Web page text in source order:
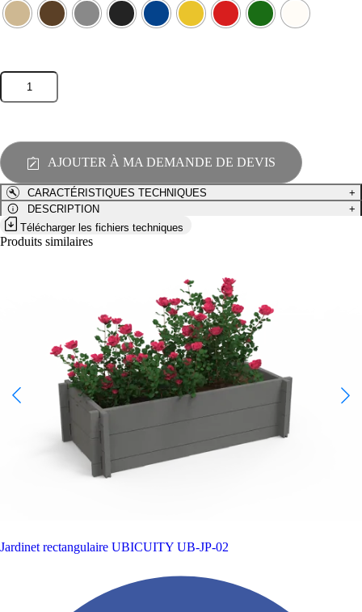
quantité
Jardinière
CUR-
JA-
01
AJOUTER À MA DEMANDE DE DEVIS
CARACTÉRISTIQUES TECHNIQUES
+
DESCRIPTION
+
Télécharger les fichiers techniques
Produits similaires
Jardinet rectangulaire UBICUITY UB-JP-02